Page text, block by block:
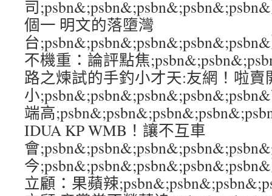
司
個一 明文的落墮灣
台
不機重：論評點焦
路之煉試的手釣小才天:友網！啦
小
端高
IDUA KP WMB！讓不互車
會
今
立顧：果蘋辣